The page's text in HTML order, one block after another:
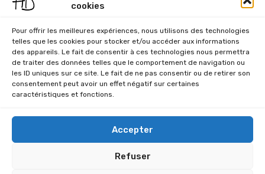
cookies
Pour offrir les meilleures expériences, nous utilisons des technologies
telles que les cookies pour stocker et/ou accéder aux informations
des appareils. Le fait de consentir à ces technologies nous permettra
de traiter des données telles que le comportement de navigation ou
les ID uniques sur ce site. Le fait de ne pas consentir ou de retirer son
consentement peut avoir un effet négatif sur certaines
caractéristiques et fonctions.
Accepter
Refuser
Acceptation RGPD*
J'accepte la politique de confidentialité du
site Home & Déco